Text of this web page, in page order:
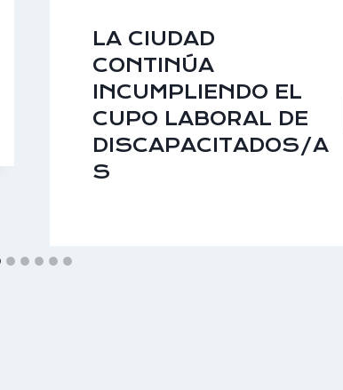
LA CIUDAD
CONTINÚA
INCUMPLIENDO EL
CUPO LABORAL DE
DISCAPACITADOS/A
S